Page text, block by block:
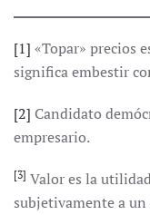
[1] «Topar» precios
significa embestir
[2] Candidato
empresario.
[3] Valor es la
subjetivamente a